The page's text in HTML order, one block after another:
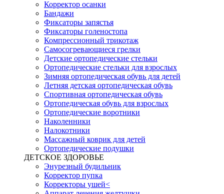
Корректор осанки
Бандажи
Фиксаторы запястья
Фиксаторы голеностопа
Компрессионный трикотаж
Самосогревающиеся грелки
Детские ортопедические стельки
Ортопедические стельки для взрослых
Зимняя ортопедическая обувь для детей
Летняя детская ортопедическая обувь
Спортивная ортопедическая обувь
Ортопедическая обувь для взрослых
Ортопедические воротники
Наколенники
Налокотники
Массажный коврик для детей
Ортопедические подушки
ДЕТСКОЕ ЗДОРОВЬЕ
Энурезный будильник
Корректор пупка
Корректоры ушей<